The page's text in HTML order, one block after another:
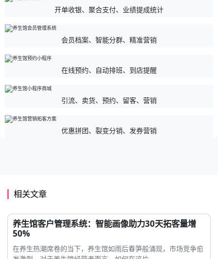
开单收银、聚合支付、业绩提成统计
会员档案、智能分群、精准营销
在线预约、自动排班、到店提醒
引流、卖货、预约、留客、营销
优惠拼团、裂变分销、发券营销
相关文章
养生馆客户管理系统：智能画像助力30天拓客量增
50%
在养生热潮席卷的当下，养生馆如雨后春笋般涌现，市场竞争愈